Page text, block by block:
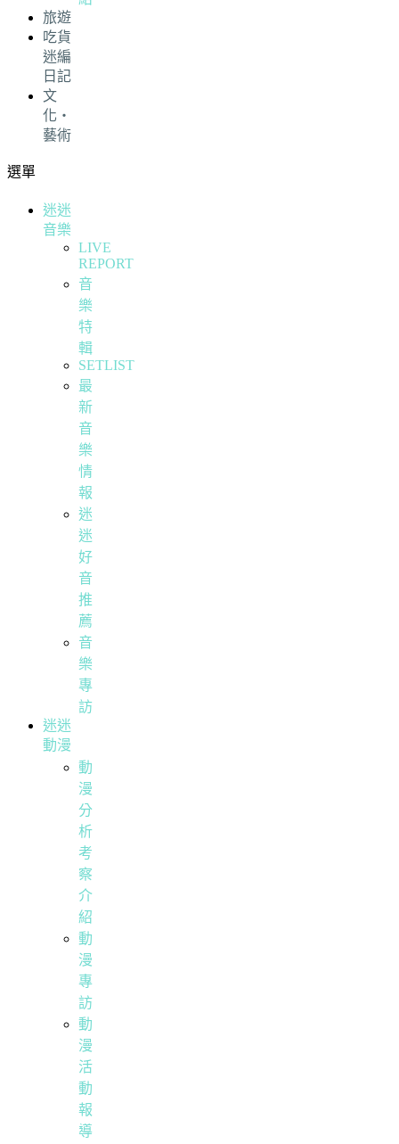
旅遊
吃貨
迷編
日記
文
化・
藝術
選單
迷迷
音樂
LIVE
REPORT
音
樂
特
輯
SETLIST
最
新
音
樂
情
報
迷
迷
好
音
推
薦
音
樂
專
訪
迷迷
動漫
動
漫
分
析
考
察
介
紹
動
漫
專
訪
動
漫
活
動
報
導